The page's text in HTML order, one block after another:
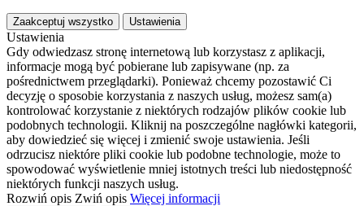
Zaakceptuj wszystko Ustawienia
Ustawienia
Gdy odwiedzasz stronę internetową lub korzystasz z aplikacji,
informacje mogą być pobierane lub zapisywane (np. za
pośrednictwem przeglądarki). Ponieważ chcemy pozostawić Ci
decyzję o sposobie korzystania z naszych usług, możesz sam(a)
kontrolować korzystanie z niektórych rodzajów plików cookie lub
podobnych technologii. Kliknij na poszczególne nagłówki kategorii,
aby dowiedzieć się więcej i zmienić swoje ustawienia. Jeśli
odrzucisz niektóre pliki cookie lub podobne technologie, może to
spowodować wyświetlenie mniej istotnych treści lub niedostępność
niektórych funkcji naszych usług.
Rozwiń opis Zwiń opis Więcej informacji